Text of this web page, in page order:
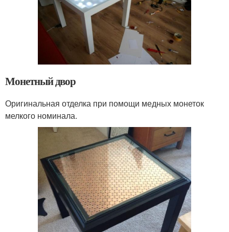
Монетный двор
Оригинальная отделка при помощи медных монеток
мелкого номинала.